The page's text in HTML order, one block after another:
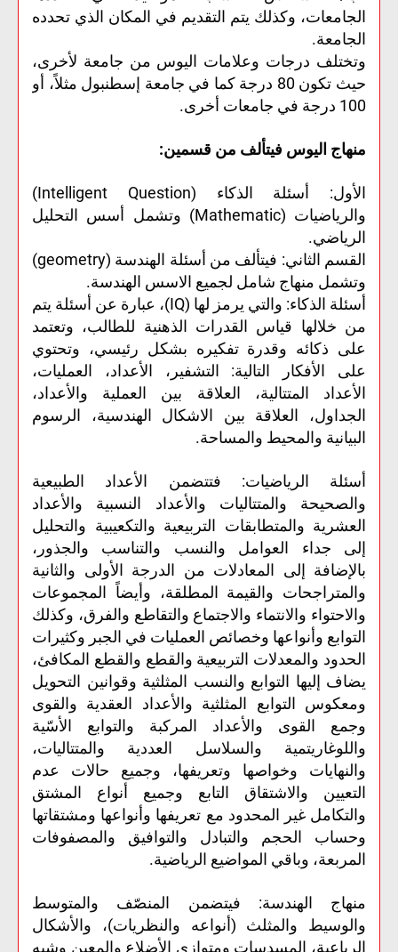
الجامعات، وكذلك يتم التقديم في المكان الذي تحدده
الجامعة.
وتختلف درجات وعلامات اليوس من جامعة لأخرى،
حيث تكون 80 درجة كما في جامعة إسطنبول مثلاً، أو
100 درجة في جامعات أخرى.
منهاج اليوس فيتألف من قسمين:
الأول: أسئلة الذكاء (Intelligent Question)
والرياضيات (Mathematic) وتشمل أسس التحليل
الرياضي.
القسم الثاني: فيتألف من أسئلة الهندسة (geometry)
وتشمل منهاج شامل لجميع الاسس الهندسة.
أسئلة الذكاء: والتي يرمز لها (IQ)، عبارة عن أسئلة يتم
من خلالها قياس القدرات الذهنية للطالب، وتعتمد
على ذكائه وقدرة تفكيره بشكل رئيسي، وتحتوي
على الأفكار التالية: التشفير، الأعداد، العمليات،
الأعداد المتتالية، العلاقة بين العملية والأعداد،
الجداول، العلاقة بين الاشكال الهندسية، الرسوم
البيانية والمحيط والمساحة.
أسئلة الرياضيات: فتتضمن الأعداد الطبيعية
والصحيحة والمتتاليات والأعداد النسبية والأعداد
العشرية والمتطابقات التربيعية والتكعيبية والتحليل
إلى جداء العوامل والنسب والتناسب والجذور،
بالإضافة إلى المعادلات من الدرجة الأولى والثانية
والمتراجحات والقيمة المطلقة، وأيضاً المجموعات
والاحتواء والانتماء والاجتماع والتقاطع والفرق، وكذلك
التوابع وأنواعها وخصائص العمليات في الجبر وكثيرات
الحدود والمعدلات التربيعية والقطع والقطع المكافئ،
يضاف إليها التوابع والنسب المثلثية وقوانين التحويل
ومعكوس التوابع المثلثية والأعداد العقدية والقوى
وجمع القوى والأعداد المركبة والتوابع الأسّية
واللوغاريتمية والسلاسل العددية والمتتاليات،
والنهايات وخواصها وتعريفها، وجميع حالات عدم
التعيين والاشتقاق التابع وجميع أنواع المشتق
والتكامل غير المحدود مع تعريفها وأنواعها ومشتقاتها
وحساب الحجم والتبادل والتوافيق والمصفوفات
المربعة، وباقي المواضيع الرياضية.
منهاج الهندسة: فيتضمن المنصّف والمتوسط
والوسيط والمثلث (أنواعه والنظريات)، والأشكال
الرباعية، المسدسات ومتوازي الأضلاع والمعين وشبه